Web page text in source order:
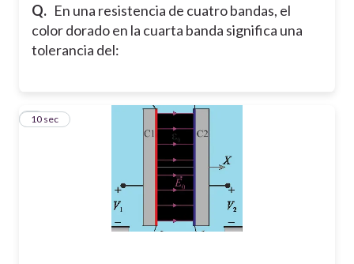
Q. En una resistencia de cuatro bandas, el
color dorado en la cuarta banda significa una
tolerancia del:
510 sec